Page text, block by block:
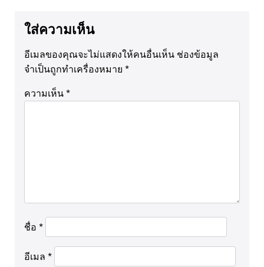
ใส่ความเห็น
อีเมลของคุณจะไม่แสดงให้คนอื่นเห็น ช่องข้อมูล
จำเป็นถูกทำเครื่องหมาย *
ความเห็น *
ชื่อ *
อีเมล *